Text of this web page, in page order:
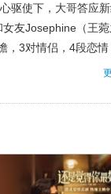
驱使下，大哥答应
友Josephine（王菀
3对情侣，4段恋情
。面对旧爱与新欢，